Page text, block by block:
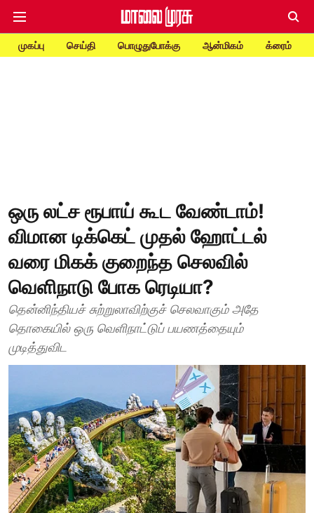
முகப்பு செய்தி பொழுதுபோக்கு ஆன்மிகம் க்ரைம்
ஒரு லட்ச ரூபாய் கூட வேண்டாம்!
விமான டிக்கெட் முதல் ஹோட்டல்
வரை மிகக் குறைந்த செலவில்
வெளிநாடு போக ரெடியா?
தென்னிந்தியச் சுற்றுலாவிற்குச் செலவாகும் அதே
தொகையில் ஒரு வெளிநாட்டுப் பயணத்தையும்
முடித்துவிட